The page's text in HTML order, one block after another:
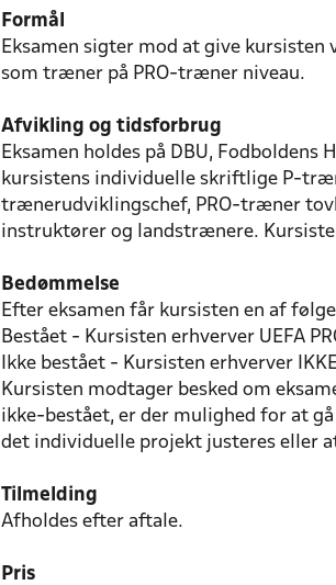
Formål
Eksamen sigter mod at give
som træner på PRO-træner niveau.
Afvikling og tidsforbrug
Eksamen holdes på DBU,
kursistens individuelle skriftlige P-
trænerudviklingschef, PRO-træner
instruktører og landstrænere.
Bedømmelse
Efter eksamen får kursisten en af
Bestået - Kursisten erhverver UEFA
Ikke bestået - Kursisten erhverver
Kursisten modtager besked om
ikke-bestået, er der mulighed for at
det individuelle projekt justeres eller
Tilmelding
Afholdes efter aftale.
Pris